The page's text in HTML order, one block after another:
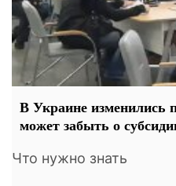
В Украине изменились
может забыть о
Что нужно знать